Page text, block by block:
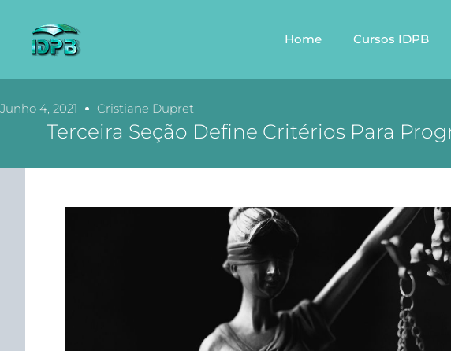
Home Cursos IDPB
Junho 4, 2021 Cristiane Dupret
Terceira Seção Define Critérios Para